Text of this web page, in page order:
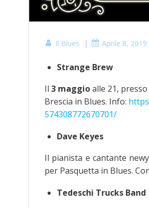
Il Blues | Aprile 8, 2019
Strange Brew
Il 3 maggioalle 21,
Brescia in Blues. Info:
574308772670701/
Dave Keyes
Il pianista e cantante
per Pasquetta in Blues.
Tedeschi Trucks Band